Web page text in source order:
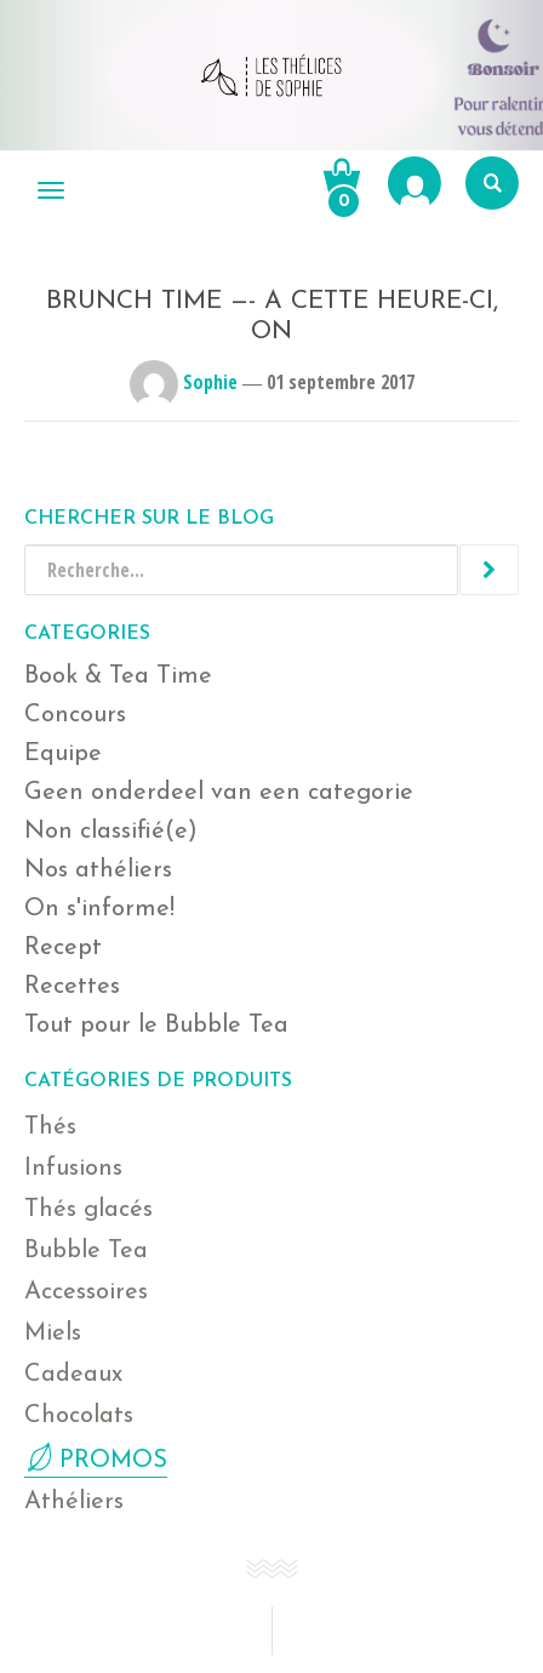
Menu 0
BRUNCH TIME —- ️A CETTE HEURE-CI,
ON
Sophie― 01 septembre 2017
CHERCHER SUR LE BLOG
CATEGORIES
Book & Tea Time
Concours
Equipe
Geen onderdeel van een categorie
Non classifié(e)
Nos athéliers
On s'informe!
Recept
Recettes
Tout pour le Bubble Tea
CATÉGORIES DE PRODUITS
Thés
Infusions
Thés glacés
Bubble Tea
Accessoires
Miels
Cadeaux
Chocolats
PROMOS
Athéliers